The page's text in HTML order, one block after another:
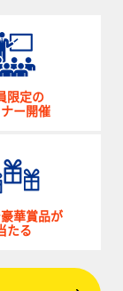
限定の
ー開催
華賞品が
たる